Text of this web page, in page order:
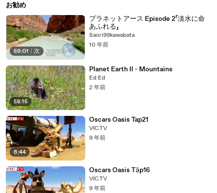
お勧め
59:01 次
プラネットアース Episode 2「淡水に命
あふれる」
Saori99kawabata
10 年前
58:15
Planet Earth II - Mountains
Ed Ed
2 年前
6:44
Oscars Oasis Tap21
VIC.TV
9 年前
Oscars Oasis Tập16
VIC.TV
9 年前